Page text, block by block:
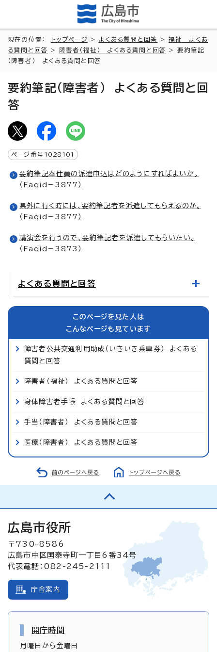
現在の位置： トップページ > よくある質問と回答 > 福祉 よくあ
る質問と回答
> 障害者（福祉） よくある質問と回答
> 要約筆記
（障害者） よくある質問と回答
要約筆記（障害者） よくある質問と回
答
ページ番号 1028101
要約筆記奉仕員の派遣申込はどのようにすればよいか。
（Faqid－3877）
県外に行く時には、要約筆記者を派遣してもらえるのか。
（Faqid－3877）
講演会を行うので、要約筆記者を派遣してもらいたい。
（Faqid－3873）
よくある質問と回答
このページを見た人は
こんなページも見ています
障害者公共交通利用助成（いきいき乗車券） よくある
質問と回答
障害者（福祉） よくある質問と回答
身体障害者手帳 よくある質問と回答
手当（障害者） よくある質問と回答
医療（障害者） よくある質問と回答
前のページへ戻る トップページへ戻る
広島市役所
〒730-8586
広島市中区国泰寺町一丁目6番34号
代表電話：082-245-2111
庁舎案内
開庁時間
月曜日から金曜日